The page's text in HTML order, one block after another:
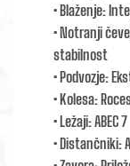
• Blaženje:
• Notranji
stabilnost
• Podvozje:
• Kolesa:
• Ležaji: ABEC 7
• Distančniki: